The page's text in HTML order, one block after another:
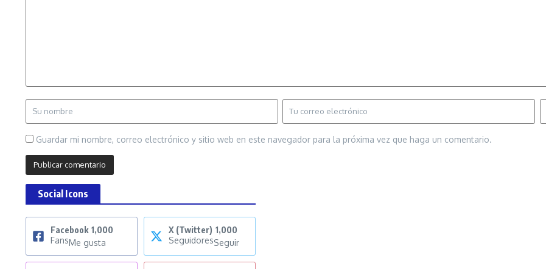
Guardar mi nombre, correo electrónico y sitio web en este navegador para la próxima vez que haga un comentario.
Social Icons
Facebook 1,000
FansMe gusta
X (Twitter) 1,000
SeguidoresSeguir